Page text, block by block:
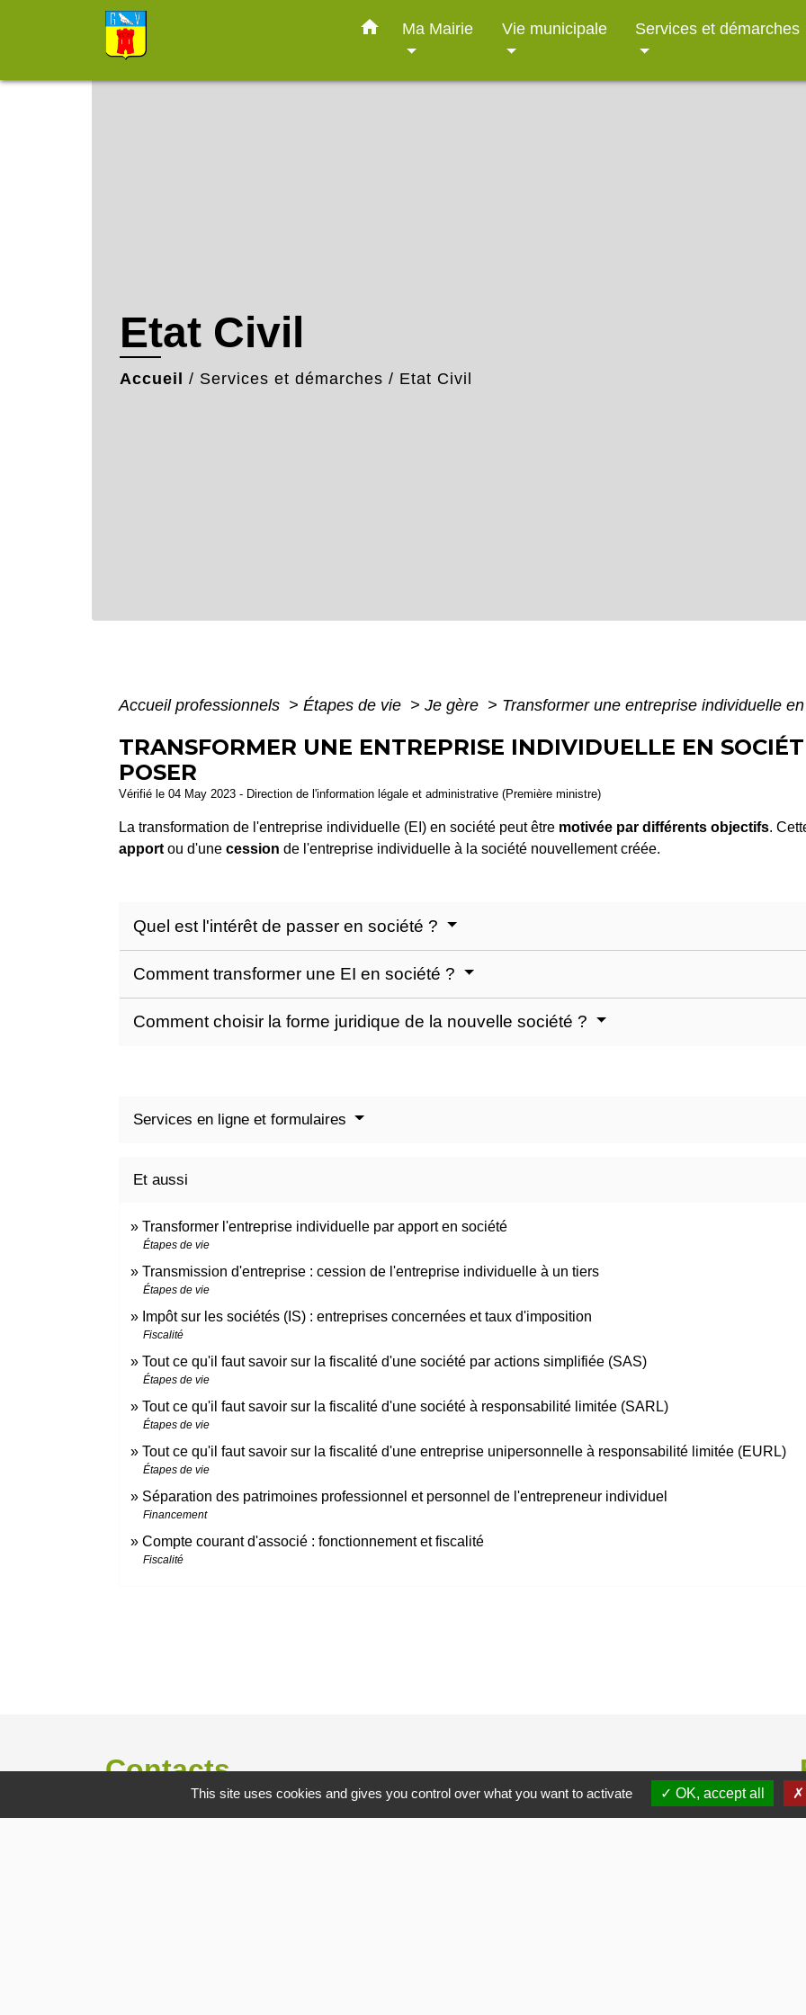
home Ma Mairie Vie municipale Services et démarches
Etat Civil
Accueil / Services et démarches / Etat Civil
Accueil professionnels > Étapes de vie > Je gère > Transformer une entreprise individuelle
TRANSFORMER UNE ENTREPRISE INDIVIDUELLE EN
POSER
Vérifié le 04 May 2023 - Direction de l'information légale et administrative (Première ministre)
La transformation de l'entreprise individuelle (EI) en société peut être motivée par différents objectifs.
apport ou d'une cession de l'entreprise individuelle à la société nouvellement créée.
Quel est l'intérêt de passer en société ?
Comment transformer une EI en société ?
Comment choisir la forme juridique de la nouvelle société ?
Services en ligne et formulaires
Et aussi
Transformer l'entreprise individuelle par apport en société
Étapes de vie
Transmission d'entreprise : cession de l'entreprise individuelle à un tiers
Étapes de vie
Impôt sur les sociétés (IS) : entreprises concernées et taux d'imposition
Fiscalité
Tout ce qu'il faut savoir sur la fiscalité d'une société par actions simplifiée (SAS)
Étapes de vie
Tout ce qu'il faut savoir sur la fiscalité d'une société à responsabilité limitée (SARL)
Étapes de vie
Tout ce qu'il faut savoir sur la fiscalité d'une entreprise unipersonnelle à responsabilité limitée (EURL)
Étapes de vie
Séparation des patrimoines professionnel et personnel de l'entrepreneur individuel
Financement
Compte courant d'associé : fonctionnement et fiscalité
Fiscalité
Contacts
This site uses cookies and gives you control over what you want to activate OK, accept all